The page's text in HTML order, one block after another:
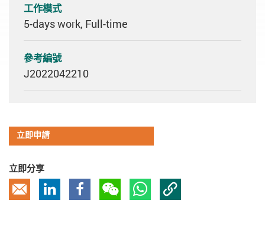
工作模式
5-days work, Full-time
參考編號
J2022042210
立即申請
立即分享
電郵LinkedinFacebook
微信Whatsapp
複製鏈接